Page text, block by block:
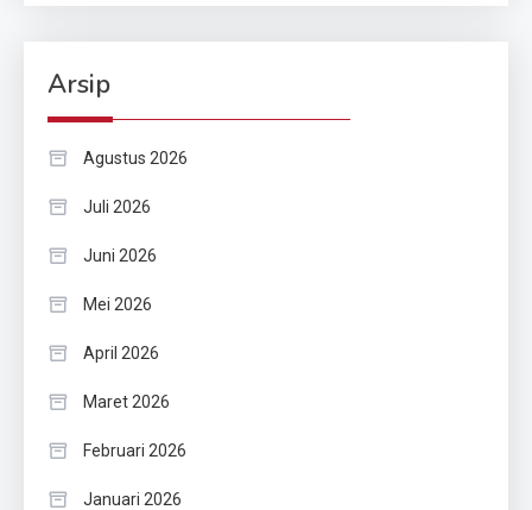
Arsip
Agustus 2026
Juli 2026
Juni 2026
Mei 2026
April 2026
Maret 2026
Februari 2026
Januari 2026